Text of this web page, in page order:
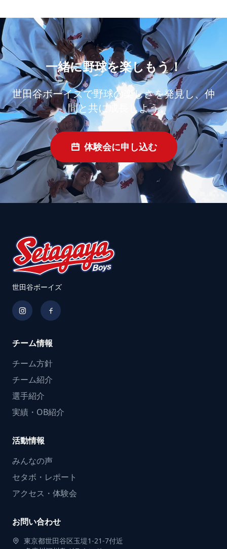
一緒に野球を楽しもう！
世田谷ボーイズで野球の楽しさを発見し、仲
間と共に成長しよう
体験会に申し込む
世田谷ボーイズ
チーム情報
チーム方針
チーム紹介
選手紹介
実績・OB紹介
活動情報
みんなの声
セタボ・レポート
アクセス・体験会
お問い合わせ
東京都世田谷区玉堤1-21-7付近